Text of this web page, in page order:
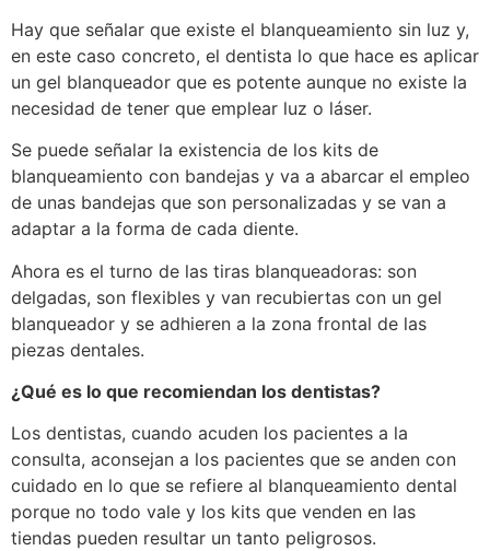
Hay que señalar que existe el blanqueamiento sin luz y,
en este caso concreto, el dentista lo que hace es aplicar
un gel blanqueador que es potente aunque no existe la
necesidad de tener que emplear luz o láser.
Se puede señalar la existencia de los kits de
blanqueamiento con bandejas y va a abarcar el empleo
de unas bandejas que son personalizadas y se van a
adaptar a la forma de cada diente.
Ahora es el turno de las tiras blanqueadoras: son
delgadas, son flexibles y van recubiertas con un gel
blanqueador y se adhieren a la zona frontal de las
piezas dentales.
¿Qué es lo que recomiendan los dentistas?
Los dentistas, cuando acuden los pacientes a la
consulta, aconsejan a los pacientes que se anden con
cuidado en lo que se refiere al blanqueamiento dental
porque no todo vale y los kits que venden en las
tiendas pueden resultar un tanto peligrosos.